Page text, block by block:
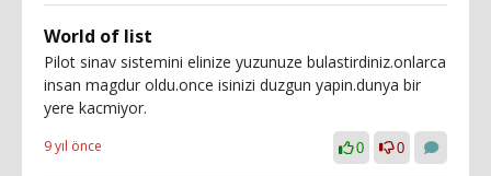
World of list
Pilot sinav sistemini elinize yuzunuze bulastirdiniz.onlarca
insan magdur oldu.once isinizi duzgun yapin.dunya bir
yere kacmiyor.
9 yıl önce 0 0